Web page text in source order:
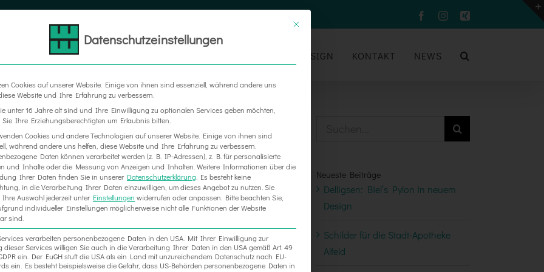
FacebookInstagram
Xing
MESSEBAU DESIGN KONTAKT NEWS
Neueste Beiträge
Delligsen: Biel’s Pylon in neuem
Design
Schilder für die Stadt-Apotheke
Alfeld
Datenschutzeinstellungen
Cookies auf unserer Website. Einige von ihnen sind essenziell, während andere uns
Website und Ihre Erfahrung zu verbessern.
unter 16 Jahre alt sind und Ihre Einwilligung zu optionalen Services geben möchten,
Sie Ihre Erziehungsberechtigten um Erlaubnis bitten.
Cookies und andere Technologien auf unserer Website. Einige von ihnen sind
während andere uns helfen, diese Website und Ihre Erfahrung zu verbessern.
Daten können verarbeitet werden (z. B. IP-Adressen), z. B. für personalisierte
und Inhalte oder die Messung von Anzeigen und Inhalten. Weitere Informationen über die
Ihrer Daten finden Sie in unserer Datenschutzerklärung Es besteht keine
in die Verarbeitung Ihrer Daten einzuwilligen, um dieses Angebot zu nutzen. Sie
Auswahl jederzeit unter Einstellungen widerrufen oder anpassen. Bitte beachten Sie,
individueller Einstellungen möglicherweise nicht alle Funktionen der Website
sind.
verarbeiten personenbezogene Daten in den USA. Mit Ihrer Einwilligung zur
dieser Services willigen Sie auch in die Verarbeitung Ihrer Daten in den USA gemäß Art. 49
ein. Der EuGH stuft die USA als ein Land mit unzureichendem Datenschutz nach EU-
ein. Es besteht beispielsweise die Gefahr, dass US-Behörden personenbezogene Daten in